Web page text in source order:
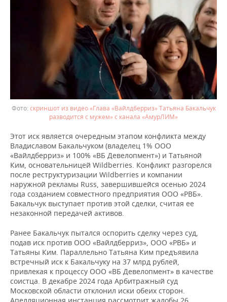
скриншот из видео «Глава «Вайлдберриз» Татьяна Бакальчук
разводится с мужем» с канала «АмурЛИМ»
Этот иск является очередным этапом конфликта между
Владиславом Бакальчуком (владелец 1% ООО
«Вайлдберриз» и 100% «ВБ Девелопмент») и Татьяной
Ким, основательницей Wildberries. Конфликт разгорелся
после реструктуризации Wildberries и компании
наружной рекламы Russ, завершившейся осенью 2024
года созданием совместного предприятия ООО «РВБ».
Бакальчук выступает против этой сделки, считая ее
незаконной передачей активов.
Ранее Бакальчук пытался оспорить сделку через суд,
подав иск против ООО «Вайлдберриз», ООО «РВБ» и
Татьяны Ким. Параллельно Татьяна Ким предъявила
встречный иск к Бакальчуку на 37 млрд рублей,
привлекая к процессу ООО «ВБ Девелопмент» в качестве
соистца. В декабре 2024 года Арбитражный суд
Московской области отклонил иски обеих сторон.